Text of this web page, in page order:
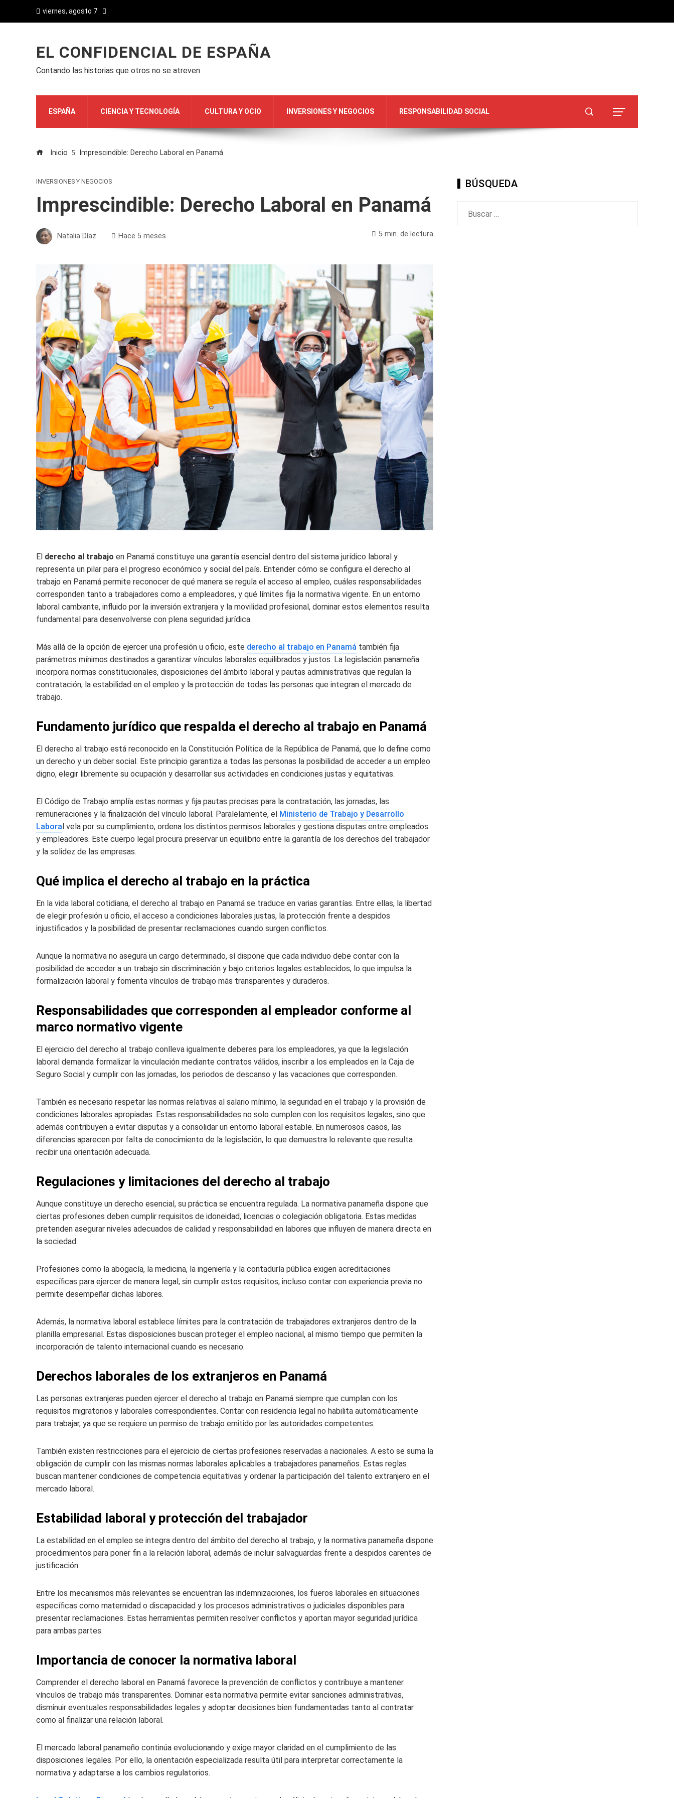
viernes, agosto 7
EL CONFIDENCIAL DE ESPAÑA
Contando las historias que otros no se atreven
ESPAÑA CIENCIA Y TECNOLOGÍA CULTURA Y OCIO INVERSIONES Y NEGOCIOS RESPONSABILIDAD SOCIAL
Inicio Imprescindible: Derecho Laboral en Panamá
INVERSIONES Y NEGOCIOS
Imprescindible: Derecho Laboral en Panamá
Natalia Díaz Hace 5 meses 5 min. de lectura
El derecho al trabajo en Panamá constituye una garantía esencial dentro del sistema jurídico laboral y
representa un pilar para el progreso económico y social del país. Entender cómo se configura el derecho al
trabajo en Panamá permite reconocer de qué manera se regula el acceso al empleo, cuáles responsabilidades
corresponden tanto a trabajadores como a empleadores, y qué límites fija la normativa vigente. En un entorno
laboral cambiante, influido por la inversión extranjera y la movilidad profesional, dominar estos elementos resulta
fundamental para desenvolverse con plena seguridad jurídica.
Más allá de la opción de ejercer una profesión u oficio, este derecho al trabajo en Panamá también fija
parámetros mínimos destinados a garantizar vínculos laborales equilibrados y justos. La legislación panameña
incorpora normas constitucionales, disposiciones del ámbito laboral y pautas administrativas que regulan la
contratación, la estabilidad en el empleo y la protección de todas las personas que integran el mercado de
trabajo.
Fundamento jurídico que respalda el derecho al trabajo en Panamá
El derecho al trabajo está reconocido en la Constitución Política de la República de Panamá, que lo define como
un derecho y un deber social. Este principio garantiza a todas las personas la posibilidad de acceder a un empleo
digno, elegir libremente su ocupación y desarrollar sus actividades en condiciones justas y equitativas.
El Código de Trabajo amplía estas normas y fija pautas precisas para la contratación, las jornadas, las
remuneraciones y la finalización del vínculo laboral. Paralelamente, el Ministerio de Trabajo y Desarrollo
Laboral vela por su cumplimiento, ordena los distintos permisos laborales y gestiona disputas entre empleados
y empleadores. Este cuerpo legal procura preservar un equilibrio entre la garantía de los derechos del trabajador
y la solidez de las empresas.
Qué implica el derecho al trabajo en la práctica
En la vida laboral cotidiana, el derecho al trabajo en Panamá se traduce en varias garantías. Entre ellas, la libertad
de elegir profesión u oficio, el acceso a condiciones laborales justas, la protección frente a despidos
injustificados y la posibilidad de presentar reclamaciones cuando surgen conflictos.
Aunque la normativa no asegura un cargo determinado, sí dispone que cada individuo debe contar con la
posibilidad de acceder a un trabajo sin discriminación y bajo criterios legales establecidos, lo que impulsa la
formalización laboral y fomenta vínculos de trabajo más transparentes y duraderos.
Responsabilidades que corresponden al empleador conforme al
marco normativo vigente
El ejercicio del derecho al trabajo conlleva igualmente deberes para los empleadores, ya que la legislación
laboral demanda formalizar la vinculación mediante contratos válidos, inscribir a los empleados en la Caja de
Seguro Social y cumplir con las jornadas, los periodos de descanso y las vacaciones que corresponden.
También es necesario respetar las normas relativas al salario mínimo, la seguridad en el trabajo y la provisión de
condiciones laborales apropiadas. Estas responsabilidades no solo cumplen con los requisitos legales, sino que
además contribuyen a evitar disputas y a consolidar un entorno laboral estable. En numerosos casos, las
diferencias aparecen por falta de conocimiento de la legislación, lo que demuestra lo relevante que resulta
recibir una orientación adecuada.
Regulaciones y limitaciones del derecho al trabajo
Aunque constituye un derecho esencial, su práctica se encuentra regulada. La normativa panameña dispone que
ciertas profesiones deben cumplir requisitos de idoneidad, licencias o colegiación obligatoria. Estas medidas
pretenden asegurar niveles adecuados de calidad y responsabilidad en labores que influyen de manera directa en
la sociedad.
Profesiones como la abogacía, la medicina, la ingeniería y la contaduría pública exigen acreditaciones
específicas para ejercer de manera legal; sin cumplir estos requisitos, incluso contar con experiencia previa no
permite desempeñar dichas labores.
Además, la normativa laboral establece límites para la contratación de trabajadores extranjeros dentro de la
planilla empresarial. Estas disposiciones buscan proteger el empleo nacional, al mismo tiempo que permiten la
incorporación de talento internacional cuando es necesario.
Derechos laborales de los extranjeros en Panamá
Las personas extranjeras pueden ejercer el derecho al trabajo en Panamá siempre que cumplan con los
requisitos migratorios y laborales correspondientes. Contar con residencia legal no habilita automáticamente
para trabajar, ya que se requiere un permiso de trabajo emitido por las autoridades competentes.
También existen restricciones para el ejercicio de ciertas profesiones reservadas a nacionales. A esto se suma la
obligación de cumplir con las mismas normas laborales aplicables a trabajadores panameños. Estas reglas
buscan mantener condiciones de competencia equitativas y ordenar la participación del talento extranjero en el
mercado laboral.
Estabilidad laboral y protección del trabajador
La estabilidad en el empleo se integra dentro del ámbito del derecho al trabajo, y la normativa panameña dispone
procedimientos para poner fin a la relación laboral, además de incluir salvaguardas frente a despidos carentes de
justificación.
Entre los mecanismos más relevantes se encuentran las indemnizaciones, los fueros laborales en situaciones
específicas como maternidad o discapacidad y los procesos administrativos o judiciales disponibles para
presentar reclamaciones. Estas herramientas permiten resolver conflictos y aportan mayor seguridad jurídica
para ambas partes.
Importancia de conocer la normativa laboral
Comprender el derecho laboral en Panamá favorece la prevención de conflictos y contribuye a mantener
vínculos de trabajo más transparentes. Dominar esta normativa permite evitar sanciones administrativas,
disminuir eventuales responsabilidades legales y adoptar decisiones bien fundamentadas tanto al contratar
como al finalizar una relación laboral.
El mercado laboral panameño continúa evolucionando y exige mayor claridad en el cumplimiento de las
disposiciones legales. Por ello, la orientación especializada resulta útil para interpretar correctamente la
normativa y adaptarse a los cambios regulatorios.
BÚSQUEDA